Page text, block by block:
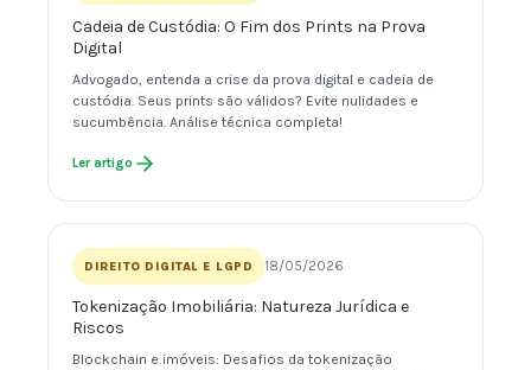
Cadeia de Custódia: O Fim dos Prints na Prova
Digital
Advogado, entenda a crise da prova digital e cadeia de
custódia. Seus prints são válidos? Evite nulidades e
sucumbência. Análise técnica completa!
Ler artigo
DIREITO DIGITAL E LGPD 18/05/2026
Tokenização Imobiliária: Natureza Jurídica e
Riscos
Blockchain e imóveis: Desafios da tokenização